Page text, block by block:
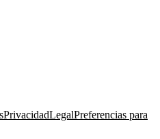
PrivacidadLegalPreferencias para